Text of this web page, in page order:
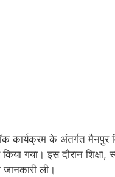
कार्यक्रम के अंतर्गत मैनपुर
गया। इस दौरान
ली।